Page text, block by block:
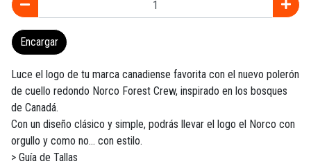
Encargar
Luce el logo de tu marca canadiense favorita con el nuevo polerón
de cuello redondo Norco Forest Crew, inspirado en los bosques
de Canadá.
Con un diseño clásico y simple, podrás llevar el logo el Norco con
orgullo y como no... con estilo.
> Guía de Tallas